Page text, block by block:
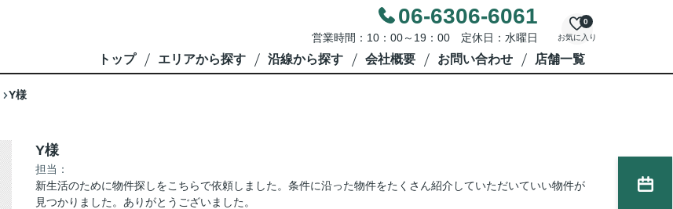
06-6306-6061
営業時間：10：00～19：00 定休日：水曜日 お気に入り
0
トップ エリアから探す 沿線から探す 会社概要 お問い合わせ 店舗一覧
Y様
Y様
担当：
新生活のために物件探しをこちらで依頼しました。条件に沿った物件をたくさん紹介していただいていい物件が
見つかりました。ありがとうございました。